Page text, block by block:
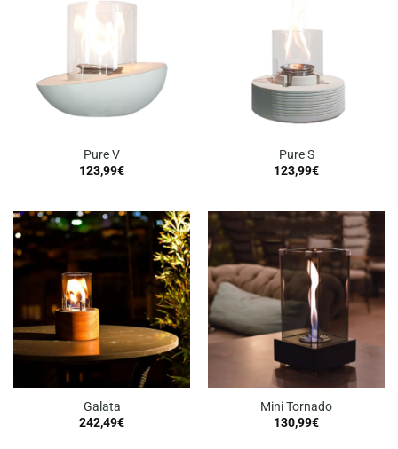
Pure V
123,99€
Pure S
123,99€
Galata
242,49€
Mini Tornado
130,99€